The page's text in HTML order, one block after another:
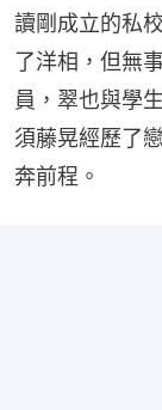
讀剛成立的私
了洋相，但無
員，翠也與學
須藤晃經歷了
奔前程。